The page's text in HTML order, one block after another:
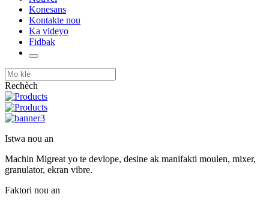
Konesans
Kontakte nou
Ka videyo
Fidbak
Rechèch
Istwa nou an
Machin Migreat yo te devlope, desine ak manifakti moulen, mixer,
granulator, ekran vibre.
Faktori nou an